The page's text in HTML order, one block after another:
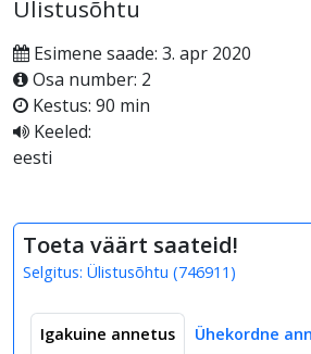
Ülistusõhtu
Esimene saade: 3. apr 2020
Osa number: 2
Kestus: 90 min
Keeled:
eesti
Toeta väärt saateid!
Selgitus: Ülistusõhtu (746911 )
Igakuine annetus Ühekordne